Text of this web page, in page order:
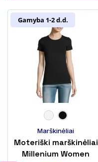
Gamyba 1-2 d.d.
Marškinėliai
Moteriški marškinėliai
Millenium Women